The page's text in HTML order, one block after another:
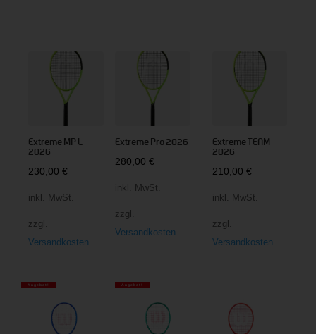
Extreme MP L
2026
230,00€
inkl. MwSt.
zzgl.
Versandkosten
Extreme Pro 2026
280,00€
inkl. MwSt.
zzgl.
Versandkosten
Extreme TEAM
2026
210,00 €
inkl. MwSt.
zzgl.
Versandkosten
Angebot! Angebot!